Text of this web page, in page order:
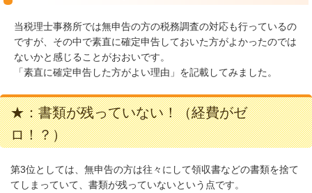
当税理士事務所では無申告の方の税務調査の対応も行っているの
ですが、その中で素直に確定申告しておいた方がよかったのでは
ないかと感じることがおおいです。
「素直に確定申告した方がよい理由」を記載してみました。
★：書類が残っていない！（経費がゼ
ロ！？）
第3位としては、無申告の方は往々にして領収書などの書類を捨て
てしまっていて、書類が残っていないという点です。